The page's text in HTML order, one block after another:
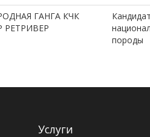
ГАНГА КЧК
РЕТРИВЕР
породы
Услуги